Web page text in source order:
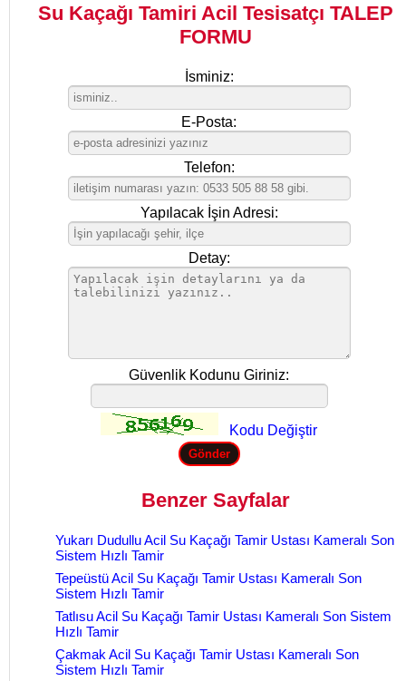
Su Kaçağı Tamiri Acil Tesisatçı TALEP
FORMU
İsminiz:
E-Posta:
Telefon:
Yapılacak İşin Adresi:
Detay:
Güvenlik Kodunu Giriniz:
Kodu Değiştir
Benzer Sayfalar
Yukarı Dudullu Acil Su Kaçağı Tamir Ustası Kameralı Son
Sistem Hızlı Tamir
Tepeüstü Acil Su Kaçağı Tamir Ustası Kameralı Son
Sistem Hızlı Tamir
Tatlısu Acil Su Kaçağı Tamir Ustası Kameralı Son Sistem
Hızlı Tamir
Çakmak Acil Su Kaçağı Tamir Ustası Kameralı Son
Sistem Hızlı Tamir